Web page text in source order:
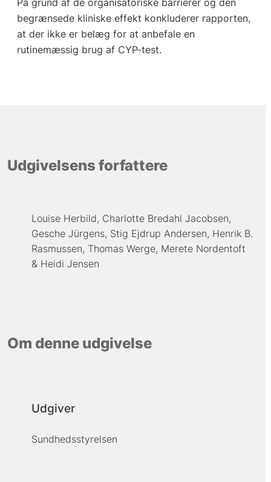
begrænsede kliniske effekt konkluderer rapporten,
at der ikke er belæg for at anbefale en
rutinemæssig brug af CYP-test.
Udgivelsens forfattere
Louise Herbild Charlotte Bredahl Jacobsen
Gesche Jürgens Stig Ejdrup Andersen Henrik B.
Rasmussen Thomas Werge Merete Nordentoft
Heidi Jensen
Om denne udgivelse
Udgiver
Sundhedsstyrelsen